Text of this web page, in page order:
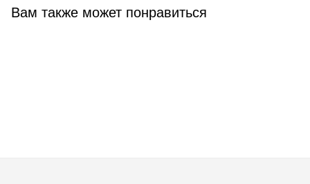
Вам также может понравиться